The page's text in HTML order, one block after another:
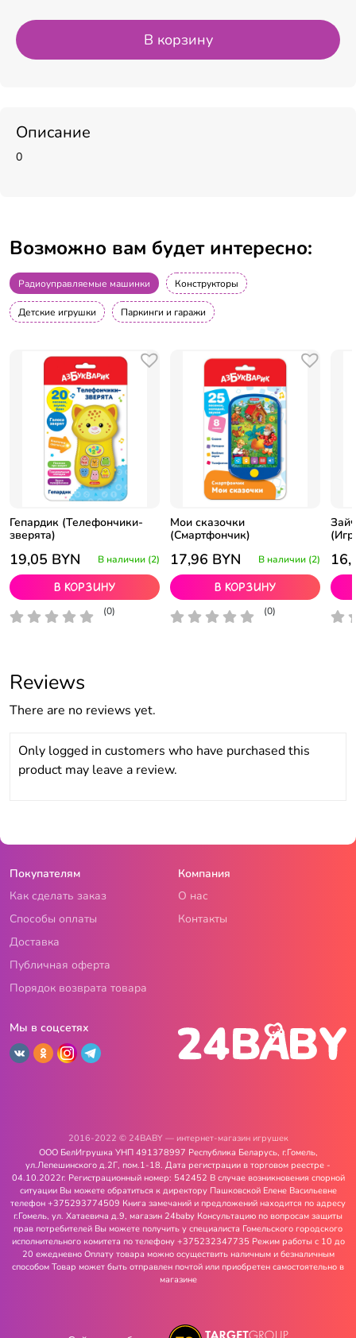
В корзину
Описание
0
Возможно вам будет интересно:
Радиоуправляемые машинки Конструкторы
Детские игрушки Паркинги и гаражи
Гепардик (Телефончики-
зверята)
19,05 BYN В наличии (2)
В корзину
(0)
Мои сказочки
(Смартфончик)
17,96 BYN В наличии (2)
В корзину
(0)
Reviews
There are no reviews yet.
Only logged in customers who have purchased this
product may leave a review.
Покупателям
Как сделать заказ
Способы оплаты
Доставка
Публичная оферта
Порядок возврата товара
Компания
О нас
Контакты
Мы в соцсетях
2016-2022 © 24BABY — интернет-магазин игрушек
ООО БелИгрушка УНП 491378997 Республика Беларусь, г.Гомель,
ул.Лепешинского д.2Г, пом.1-18. Дата регистрации в торговом реестре -
04.10.2022г. Регистрационный номер: 542452 В случае возникновения спорной
ситуации Вы можете обратиться к директору Пашковской Елене Васильевне
телефон +375293774509 Книга замечаний и предложений находится по адресу
г.Гомель, ул. Хатаевича д.9, магазин 24baby Консультацию по вопросам защиты
прав потребителей Вы можете получить у специалиста Гомельского городского
исполнительного комитета по телефону +375232347735 Режим работы с 10 до
20 ежедневно Оплату товара можно осуществить наличным и безналичным
способом Товар может быть отправлен почтой или приобретен самостоятельно в
магазине